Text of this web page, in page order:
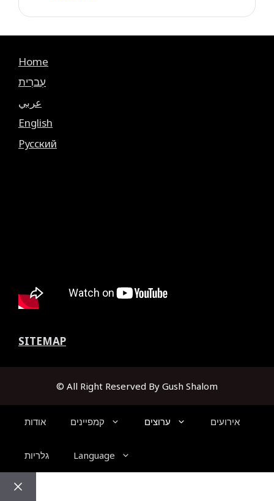
Home
עִברִית
عربي
English
Русский
SITEMAP
© All Right Reserved By Gush Shalom
אודות קמפיינים ערוצים אירועים
גלריות Language